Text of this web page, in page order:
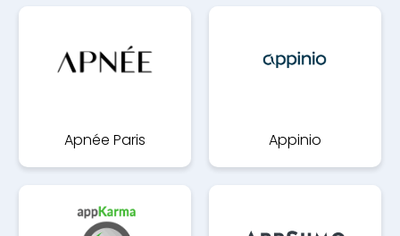
Apnée Paris Appinio